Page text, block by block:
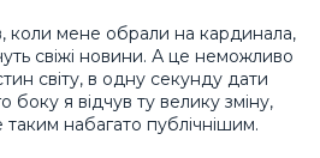
коли мене обрали на кардинала,
свіжі новини. А це неможливо
світу, в одну секунду дати
боку я відчув ту велику зміну,
набагато публічнішим.